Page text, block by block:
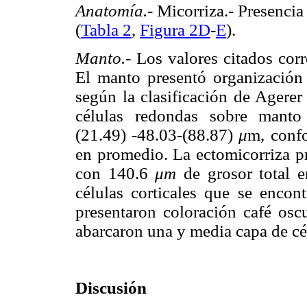
Anatomía.- Micorriza.-
(Tabla 2, Figura 2D-E).
Manto.- Los valores citados
El manto presentó
según la clasificación de
células redondas sobre
(21.49) -48.03-(88.87) μm,
en promedio. La ectomicorriza
con 140.6 μm de grosor total
células corticales que se
presentaron coloración café
abarcaron una y media capa de
Discusión